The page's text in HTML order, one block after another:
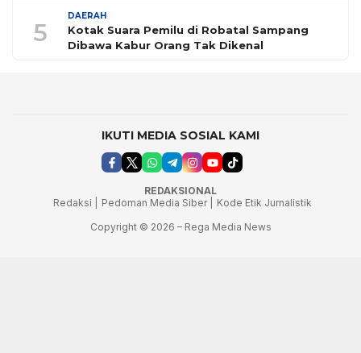
5
DAERAH
Kotak Suara Pemilu di Robatal Sampang
Dibawa Kabur Orang Tak Dikenal
IKUTI MEDIA SOSIAL KAMI
REDAKSIONAL
Redaksi |
Pedoman Media Siber |
Kode Etik Jurnalistik
Copyright © 2026 – Rega Media News